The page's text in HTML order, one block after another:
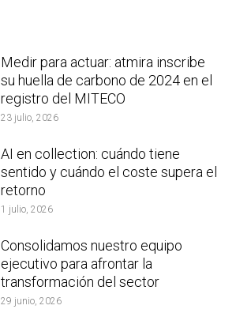
Medir para actuar: atmira inscribe
su huella de carbono de 2024 en el
registro del MITECO
23 julio, 2026
AI en collection: cuándo tiene
sentido y cuándo el coste supera el
retorno
1 julio, 2026
Consolidamos nuestro equipo
ejecutivo para afrontar la
transformación del sector
29 junio, 2026